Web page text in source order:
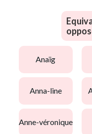
anaïg
anna-line
anne-véronique